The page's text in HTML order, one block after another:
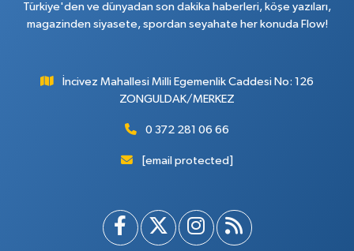
Türkiye'den ve dünyadan son dakika haberleri, köşe yazıları,
magazinden siyasete, spordan seyahate her konuda Flow!
İncivez Mahallesi Milli Egemenlik Caddesi No: 126
ZONGULDAK/MERKEZ
0 372 281 06 66
[email protected]